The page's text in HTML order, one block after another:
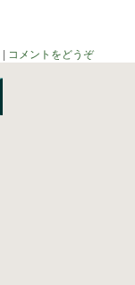
コメントをどうぞ